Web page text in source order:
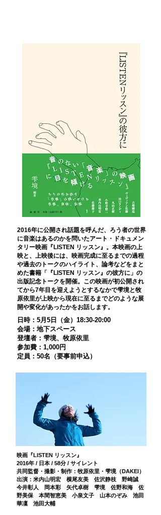
2016年に公開され話題を呼んだ、ろう者の世界
に音楽はあるのかを問いたアート・ドキュメン
タリー映画『LISTEN リッスン』。本映画の上
映と、上映後には、映画完成に至るまでの過程
や過去のトークのハイライト、論考などをまと
めた書籍「『LISTEN リッスン』の彼方に」の
出版記念トークを開催。この映画が初公開され
てから7年目を迎えようとするなかで雫境と牧
原依里が上映から現在に至るまでどのような展
開や変化があったかをお話します。
日時：5月5日（金）18:30-20:00
​会場：地下スペース
登壇者：雫境、牧原依里
参加費：1,000円
定員：50名（要事前申込）​
映画『LISTEN リッスン』
2016年 / 日本 / 58分 / サイレント
共同監督・撮影・制作：牧原依里・雫境（DAKEI）
出演：米内山明宏 横尾友美 佐沢静枝 野崎誠
今井彰人 岡本彩 矢代卓樹 雫境 佐野和海 佐
野美保 本間智恵美 小泉文子 山本のぞみ 池田
華凜 池田大輔